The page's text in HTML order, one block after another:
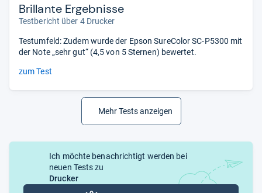
Brillante Ergebnisse
Testbericht über 4 Drucker
Testumfeld: Zudem wurde der Epson SureColor SC-P5300 mit
der Note „sehr gut“ (4,5 von 5 Sternen) bewertet.
zum Test
Mehr Tests anzeigen
Ich möchte benachrichtigt werden bei
neuen Tests zu
Drucker